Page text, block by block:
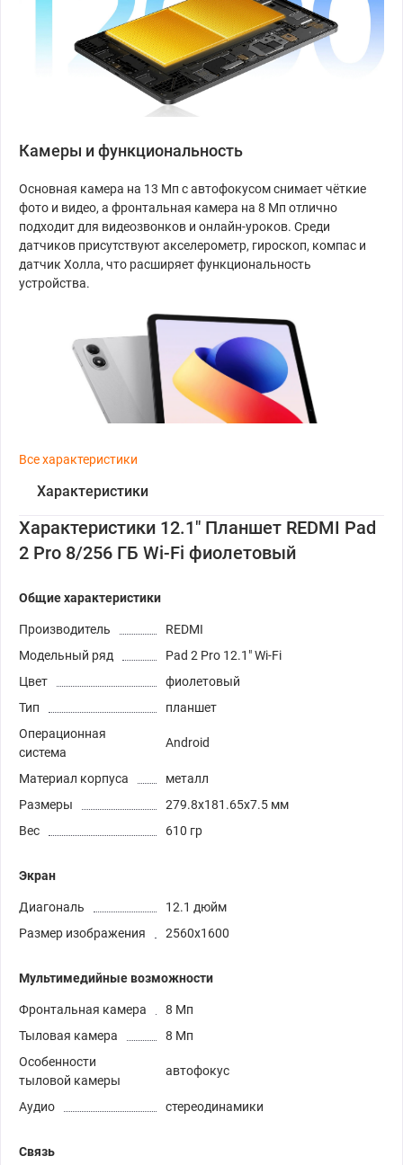
Камеры и функциональность
Основная камера на 13 Мп с автофокусом снимает чёткие
фото и видео, а фронтальная камера на 8 Мп отлично
подходит для видеозвонков и онлайн-уроков. Среди
датчиков присутствуют акселерометр, гироскоп, компас и
датчик Холла, что расширяет функциональность
устройства.
Все характеристики
Характеристики
Характеристики 12.1" Планшет REDMI Pad
2 Pro 8/256 ГБ Wi-Fi фиолетовый
Общие характеристики
Производитель
REDMI
Модельный ряд
Pad 2 Pro 12.1" Wi-Fi
Цвет
фиолетовый
Тип
планшет
Операционная
система
Android
Материал корпуса
металл
Размеры
279.8x181.65x7.5 мм
Вес
610 гр
Экран
Диагональ
12.1 дюйм
Размер изображения
2560x1600
Мультимедийные возможности
Фронтальная камера
8 Мп
Тыловая камера
8 Мп
Особенности
тыловой камеры
автофокус
Аудио стереодинамики
Связь